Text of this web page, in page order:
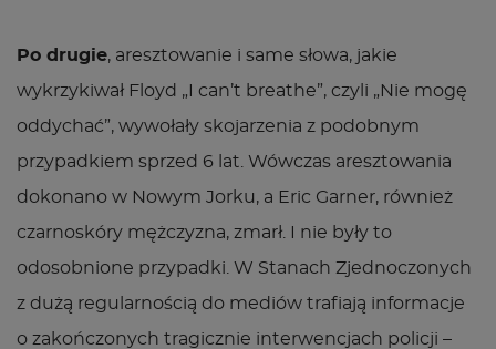
Po drugie, aresztowanie i same słowa, jakie
wykrzykiwał Floyd „I can’t breathe”, czyli „Nie mogę
oddychać”, wywołały skojarzenia z podobnym
przypadkiem sprzed 6 lat. Wówczas aresztowania
dokonano w Nowym Jorku, a Eric Garner, również
czarnoskóry mężczyzna, zmarł. I nie były to
odosobnione przypadki. W Stanach Zjednoczonych
z dużą regularnością do mediów trafiają informacje
o zakończonych tragicznie interwencjach policji –